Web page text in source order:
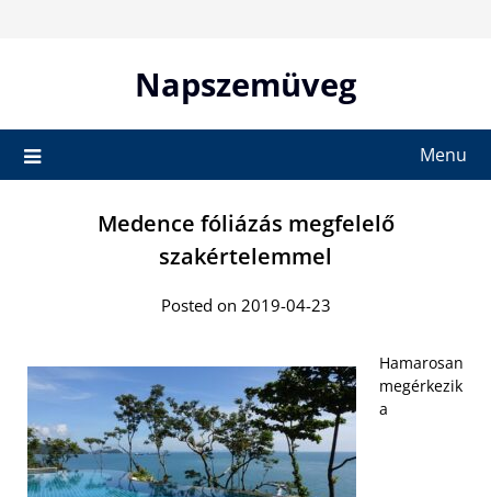
Napszemüveg
Menu
Medence fóliázás megfelelő
szakértelemmel
Posted on 2019-04-23
Hamarosan
megérkezik
a